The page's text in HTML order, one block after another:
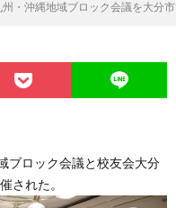
・沖縄地域ブロック会議を大分
ブロック会議と校友会大分
された。